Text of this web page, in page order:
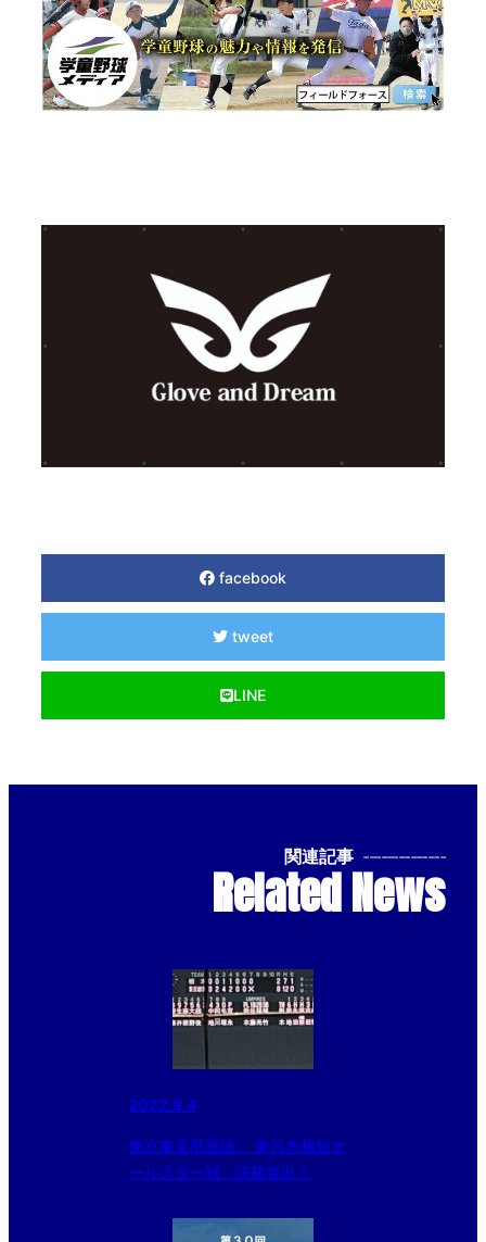
facebook
tweet
LINE
関連記事 --------------
Related News
2022.9.4
東京東支部選抜 東日本報知オ
ールスター戦 決勝進出！